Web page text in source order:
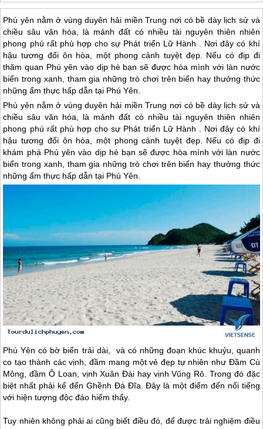
Phú yên nằm ở vùng duyên hải miền Trung nơi có bề dày lịch sử và
chiều sâu văn hóa, là mảnh đất có nhiều tài nguyên thiên nhiên
phong phú rất phù hợp cho sự Phát triển Lữ Hành . Nơi đây có khí
hậu tương đối ôn hòa, một phong cảnh tuyệt đẹp. Nếu có địp đi
thăm quan Phú yên vào dịp hè bạn sẽ được hòa mình với làn nước
biển trong xanh, tham gia những trò chơi trên biển hay thưởng thức
những ẩm thực hấp dẫn tại Phú Yên.
Phú yên nằm ở vùng duyên hải miền Trung nơi có bề dày lịch sử và
chiều sâu văn hóa, là mảnh đất có nhiều tài nguyên thiên nhiên
phong phú rất phù hợp cho sự Phát triển Lữ Hành . Nơi đây có khí
hậu tương đối ôn hòa, một phong cảnh tuyệt đẹp. Nếu có địp đi
khám phá Phú yên vào dịp hè bạn sẽ được hòa mình với làn nước
biển trong xanh, tham gia những trò chơi trên biển hay thưởng thức
những ẩm thực hấp dẫn tại Phú Yên.
Phú Yên có bờ biển trải dài, và có những đoạn khúc khuỷu, quanh
co tạo thành các vịnh, đầm mang một vẻ đẹp tự nhiên như Đầm Cù
Mông, đầm Ô Loan, vịnh Xuân Đài hay vịnh Vũng Rô. Trong đó đặc
biệt nhất phải kể đến Ghềnh Đá Đĩa. Đây là một điểm đến nổi tiếng
với hiện tượng độc đáo hiếm thấy.
Tuy nhiên không phải ai cũng biết điều đó, để được trải nghiệm điều